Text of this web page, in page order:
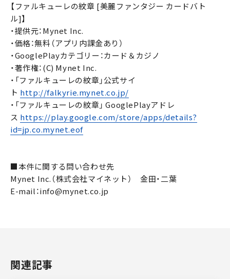
【ファルキューレの紋章 [美麗ファンタジー カードバト
ル]】
・提供元：Mynet Inc.
・価格：無料（アプリ内課金あり）
・GooglePlayカテゴリー：カード＆カジノ
・著作権：(C) Mynet Inc.
・「ファルキューレの紋章」公式サイ
ト http://falkyrie.mynet.co.jp/
・「ファルキューレの紋章」 GooglePlayアドレ
ス https://play.google.com/store/apps/details?
id=jp.co.mynet.eof
■本件に関する問い合わせ先
Mynet Inc.（株式会社マイネット） 金田・二葉
E-mail：info@mynet.co.jp
関連記事